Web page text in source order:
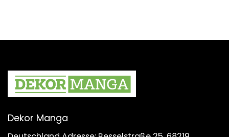
Dekor Manga